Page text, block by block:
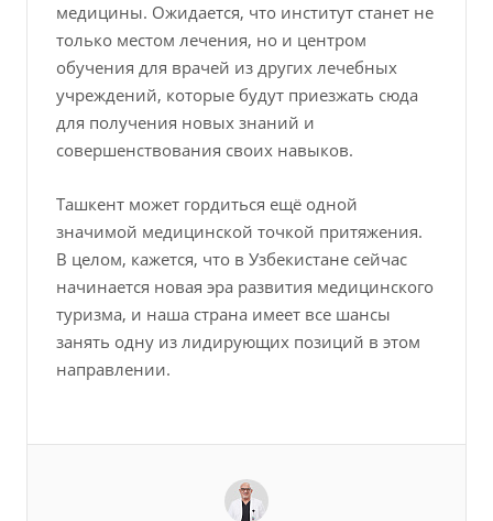
медицины. Ожидается, что институт станет не
только местом лечения, но и центром
обучения для врачей из других лечебных
учреждений, которые будут приезжать сюда
для получения новых знаний и
совершенствования своих навыков.
Ташкент может гордиться ещё одной
значимой медицинской точкой притяжения.
В целом, кажется, что в Узбекистане сейчас
начинается новая эра развития медицинского
туризма, и наша страна имеет все шансы
занять одну из лидирующих позиций в этом
направлении.